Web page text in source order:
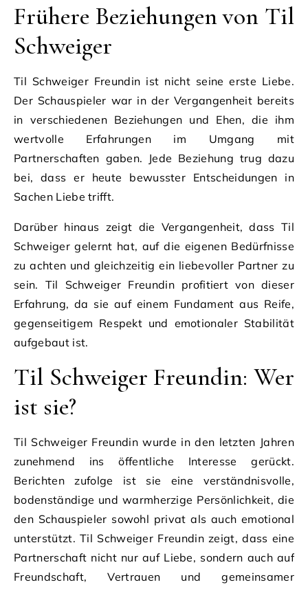
Frühere Beziehungen von Til
Schweiger
Til Schweiger Freundin ist nicht seine erste Liebe.
Der Schauspieler war in der Vergangenheit bereits
in verschiedenen Beziehungen und Ehen, die ihm
wertvolle Erfahrungen im Umgang mit
Partnerschaften gaben. Jede Beziehung trug dazu
bei, dass er heute bewusster Entscheidungen in
Sachen Liebe trifft.
Darüber hinaus zeigt die Vergangenheit, dass Til
Schweiger gelernt hat, auf die eigenen Bedürfnisse
zu achten und gleichzeitig ein liebevoller Partner zu
sein. Til Schweiger Freundin profitiert von dieser
Erfahrung, da sie auf einem Fundament aus Reife,
gegenseitigem Respekt und emotionaler Stabilität
aufgebaut ist.
Til Schweiger Freundin: Wer
ist sie?
Til Schweiger Freundin wurde in den letzten Jahren
zunehmend ins öffentliche Interesse gerückt.
Berichten zufolge ist sie eine verständnisvolle,
bodenständige und warmherzige Persönlichkeit, die
den Schauspieler sowohl privat als auch emotional
unterstützt. Til Schweiger Freundin zeigt, dass eine
Partnerschaft nicht nur auf Liebe, sondern auch auf
Freundschaft, Vertrauen und gemeinsamer